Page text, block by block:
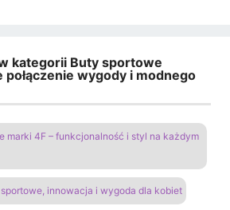
kategorii Buty sportowe
połączenie wygody i modnego
marki 4F – funkcjonalność i styl na każdym
innowacja i wygoda dla kobiet